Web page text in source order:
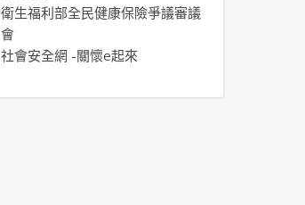
衛生福利部全民健康保險爭議審議
會
社會安全網 -關懷e起來